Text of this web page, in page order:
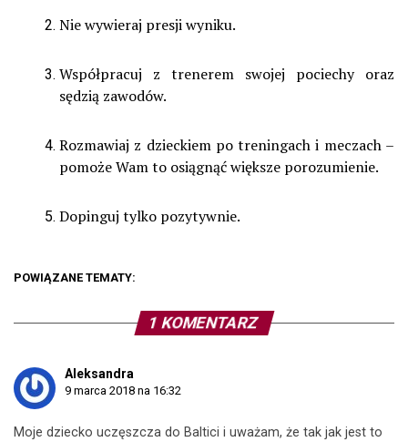
Nie wywieraj presji wyniku.
Współpracuj z trenerem swojej pociechy oraz
sędzią zawodów.
Rozmawiaj z dzieckiem po treningach i meczach –
pomoże Wam to osiągnąć większe porozumienie.
Dopinguj tylko pozytywnie.
POWIĄZANE TEMATY:
1 KOMENTARZ
Aleksandra
9 marca 2018 na 16:32
Moje dziecko uczęszcza do Baltici i uważam, że tak jak jest to